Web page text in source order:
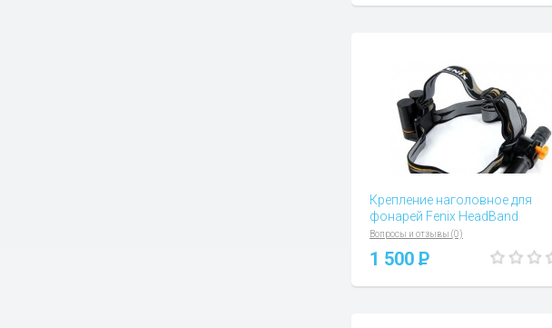
Крепление наголовное для
фонарей Fenix HeadBand
Вопросы и отзывы (0)
1 500 P